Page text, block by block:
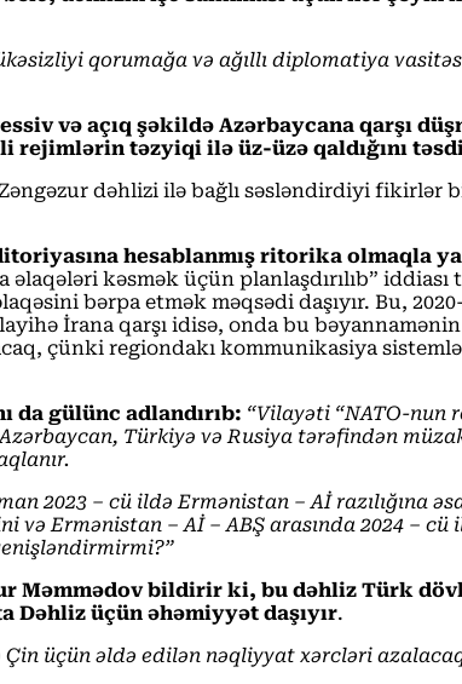
qorumağa və ağıllı diplomatiya
və açıq şəkildə Azərbaycana qarşı
rejimlərin təzyiqi ilə üz-üzə qaldığını
dəhlizi ilə bağlı səsləndirdiyi fikirlər
hesablanmış ritorika olmaqla
kəsmək üçün planlaşdırılıb” iddiası
bərpa etmək məqsədi daşıyır. Bu,
İrana qarşı idisə, onda bu
çünki regiondakı kommunikasiya
da gülünc adlandırıb: “Vilayəti “NATO-nun
Türkiyə və Rusiya tərəfindən
2023 – cü ildə Ermənistan – Aİ razılığına
Ermənistan – Aİ – ABŞ arasında 2024 –
Məmmədov bildirir ki, bu dəhliz Türk
Dəhliz üçün əhəmiyyət daşıyır.
üçün əldə edilən nəqliyyat xərcləri